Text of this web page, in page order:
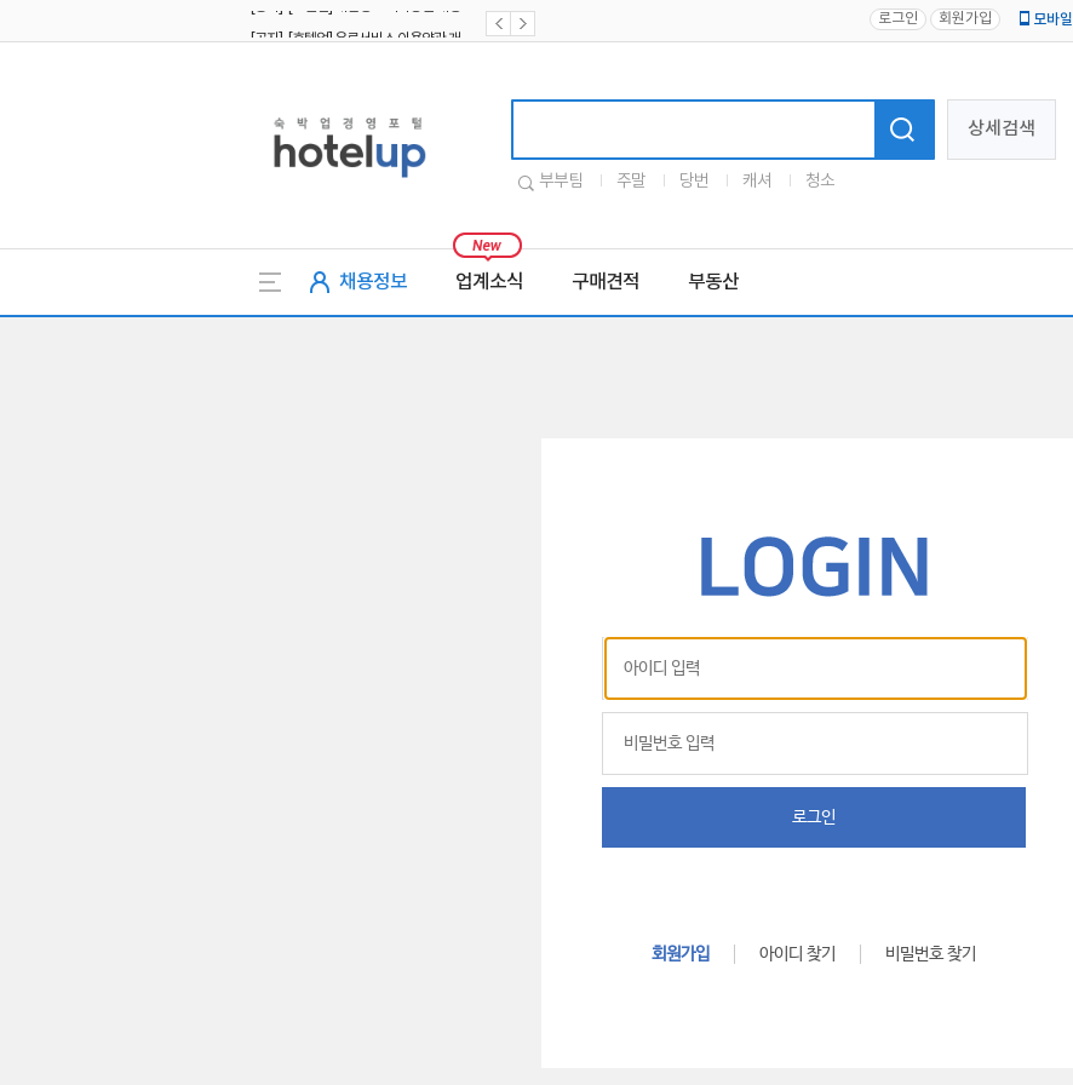
로그인 회원가입 모바일
상세검색
부부팀 주말 당번 캐셔 청소
채용정보 업계소식 구매견적 부동산
로그인
회원가입 아이디 찾기 비밀번호 찾기